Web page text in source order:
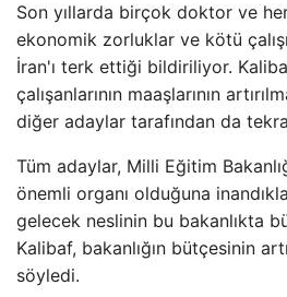
Son yıllarda birçok doktor ve
ekonomik zorluklar ve kötü
İran'ı terk ettiği bildiriliyor.
çalışanlarının maaşlarının
diğer adaylar tarafından da
Tüm adaylar, Milli Eğitim
önemli organı olduğuna
gelecek neslinin bu bakanlıkta
Kalibaf, bakanlığın bütçesinin
söyledi.